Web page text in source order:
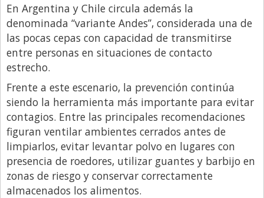
En Argentina y Chile circula además la
denominada “variante Andes”, considerada una de
las pocas cepas con capacidad de transmitirse
entre personas en situaciones de contacto
estrecho.
Frente a este escenario, la prevención continúa
siendo la herramienta más importante para evitar
contagios. Entre las principales recomendaciones
figuran ventilar ambientes cerrados antes de
limpiarlos, evitar levantar polvo en lugares con
presencia de roedores, utilizar guantes y barbijo en
zonas de riesgo y conservar correctamente
almacenados los alimentos.